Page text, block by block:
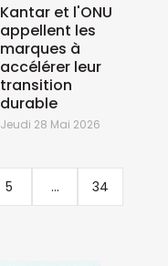
Kantar et l'ONU
appellent les
marques à
accélérer leur
transition
durable
Jeudi 28 Mai 2026
5 ... 34